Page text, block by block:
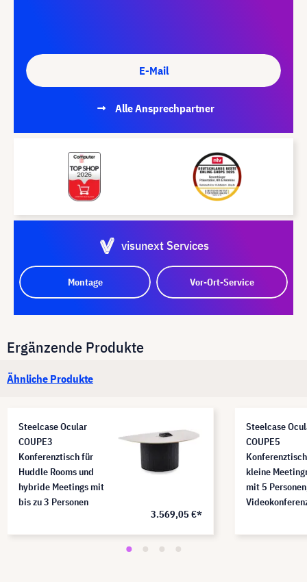
E-Mail
Alle Ansprechpartner
visunext Services
Montage Vor-Ort-Service
Ergänzende Produkte
Ähnliche Produkte
Steelcase Ocular
COUPE3
Konferenztisch für
Huddle Rooms und
hybride Meetings mit
bis zu 3 Personen
3.569,05 €*
Steelcase
COUPE5
kleine
mit 5